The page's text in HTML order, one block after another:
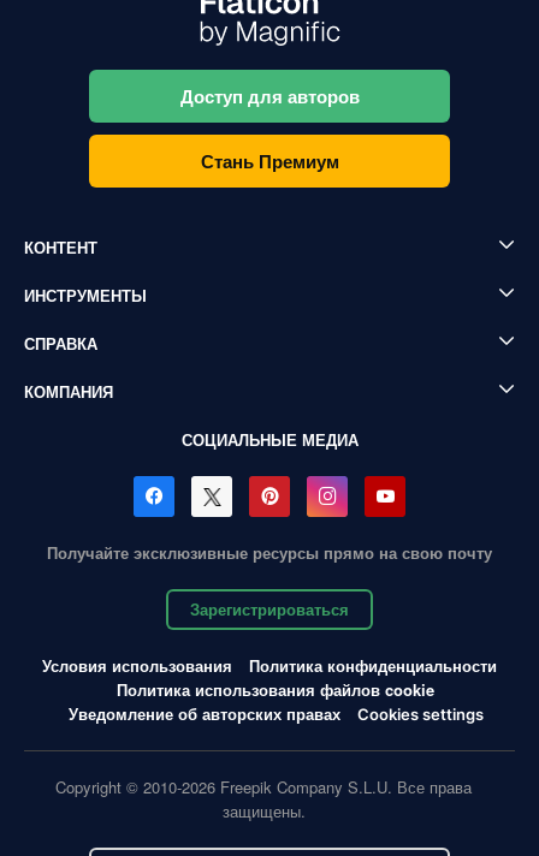
Доступ для авторов
Стань Премиум
КОНТЕНТ
ИНСТРУМЕНТЫ
СПРАВКА
КОМПАНИЯ
СОЦИАЛЬНЫЕ МЕДИА
Получайте эксклюзивные ресурсы прямо на свою почту
Зарегистрироваться
Условия использования
Политика конфиденциальности
Политика использования файлов cookie
Уведомление об авторских правах
Cookies settings
Copyright © 2010-2026 Freepik Company S.L.U. Все права
защищены.